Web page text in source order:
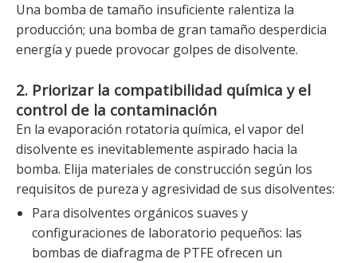
Una bomba de tamaño insuficiente ralentiza la
producción; una bomba de gran tamaño desperdicia
energía y puede provocar golpes de disolvente.
2. Priorizar la compatibilidad química y el
control de la contaminación
En la evaporación rotatoria química, el vapor del
disolvente es inevitablemente aspirado hacia la
bomba. Elija materiales de construcción según los
requisitos de pureza y agresividad de sus disolventes:
Para disolventes orgánicos suaves y
configuraciones de laboratorio pequeños: las
bombas de diafragma de PTFE ofrecen un